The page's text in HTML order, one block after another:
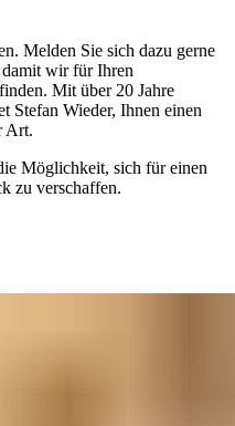
Melden Sie sich dazu gerne
wir für Ihren
Mit über 20 Jahre
Stefan Wieder, Ihnen einen
Art.
Möglichkeit, sich für einen
zu verschaffen.